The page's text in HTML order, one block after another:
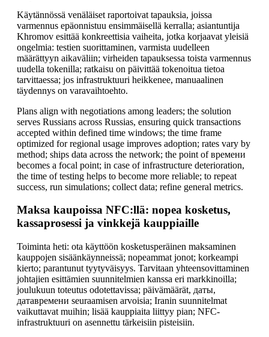
Käytännössä venäläiset raportoivat tapauksia, joissa
varmennus epäonnistuu ensimmäisellä kerralla; asiantuntija
Khromov esittää konkreettisia vaiheita, jotka korjaavat yleisiä
ongelmia: testien suorittaminen, varmista uudelleen
määrättyyn aikaväliin; virheiden tapauksessa toista varmennus
uudella tokenilla; ratkaisu on päivittää tokenoitua tietoa
tarvittaessa; jos infrastruktuuri heikkenee, manuaalinen
täydennys on varavaihtoehto.
Plans align with negotiations among leaders; the solution
serves Russians across Russias, ensuring quick transactions
accepted within defined time windows; the time frame
optimized for regional usage improves adoption; rates vary by
method; ships data across the network; the point of времени
becomes a focal point; in case of infrastructure deterioration,
the time of testing helps to become more reliable; to repeat
success, run simulations; collect data; refine general metrics.
Maksa kaupoissa NFC:llä: nopea kosketus,
kassaprosessi ja vinkkejä kauppiaille
Toiminta heti: ota käyttöön kosketusperäinen maksaminen
kauppojen sisäänkäynneissä; nopeammat jonot; korkeampi
kierto; parantunut tyytyväisyys. Tarvitaan yhteensovittaminen
johtajien esittämien suunnitelmien kanssa eri markkinoilla;
joulukuun toteutus odotettavissa; päivämäärät, даты,
датавремени seuraamisen arvoisia; Iranin suunnitelmat
vaikuttavat muihin; lisää kauppiaita liittyy pian; NFC-
infrastruktuuri on asennettu tärkeisiin pisteisiin.